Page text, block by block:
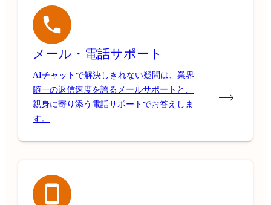
メール・電話サポート
AIチャットで解決しきれない疑問は、業界
随一の返信速度を誇るメールサポートと、
親身に寄り添う電話サポートでお答えしま
す。